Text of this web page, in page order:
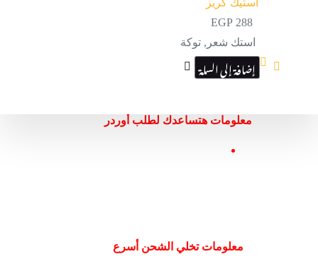
استيك كريز
EGP 288
استك شعر ,توكة
إضافة إلى السلة
معلومات هتساعدك لطلب أوردر
معلومات تخلي الشحن أسرع